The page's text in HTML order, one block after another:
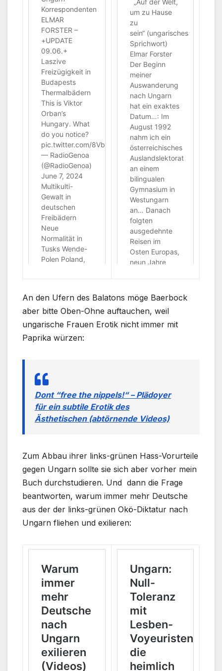
An den Ufern des Balatons möge Baerbock
aber bitte Oben-Ohne auftauchen, weil
ungarische Frauen Erotik nicht immer mit
Paprika würzen:
Dont “free the nippels!“ – Plädoyer
für ein subtile Erotik des
Ästhetischen (abtörnende Videos)
Zum Abbau ihrer links-grünen Hass-Vorurteile
gegen Ungarn sollte sie sich aber vorher mein
Buch durchstudieren. Und dann die Frage
beantworten, warum immer mehr Deutsche
aus der der links-grünen Okö-Diktatur nach
Ungarn fliehen und exilieren: